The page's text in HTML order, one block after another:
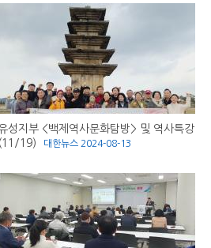
성지부 <백제역사문화탐방> 및 역사특강
(11/19)
대한뉴스2024-08-13